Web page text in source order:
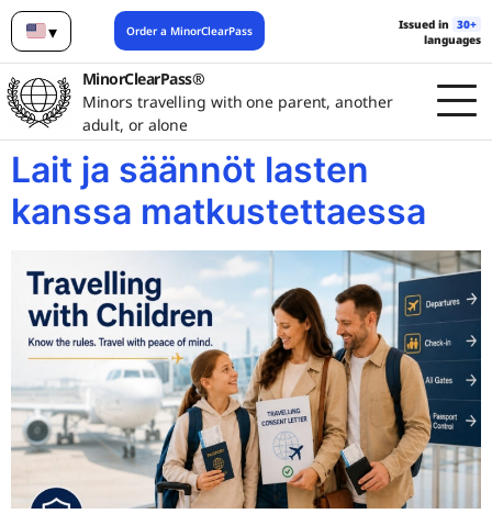
▾
English
Order a MinorClearPass Issued in 30+
languages
MinorClearPass®
Minors travelling with one parent, another
adult, or alone
Lait ja säännöt lasten
kanssa matkustettaessa